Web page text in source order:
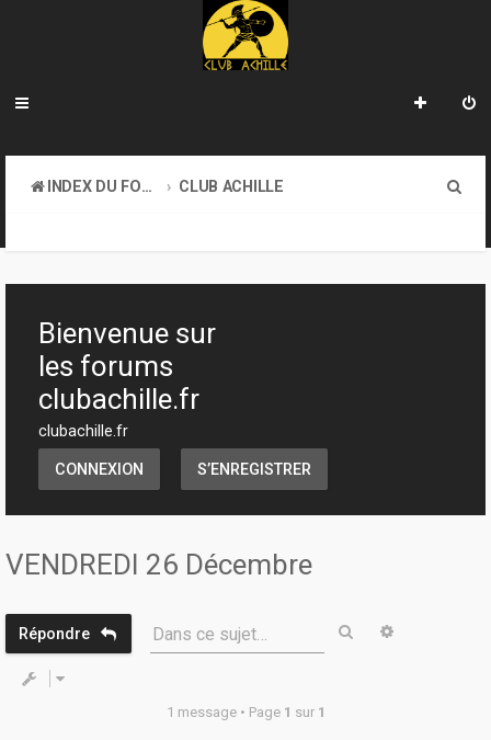
INDEX DU FORUM
CLUB ACHILLE
h
Bienvenue sur
les forums
clubachille.fr
clubachille.fr
CONNEXION S’ENREGISTRER
VENDREDI 26 Décembre
Répondre Dans ce sujet… Rechercher
1 message • Page 1 sur 1